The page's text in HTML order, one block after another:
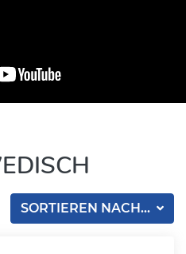
SORTIEREN NACH...